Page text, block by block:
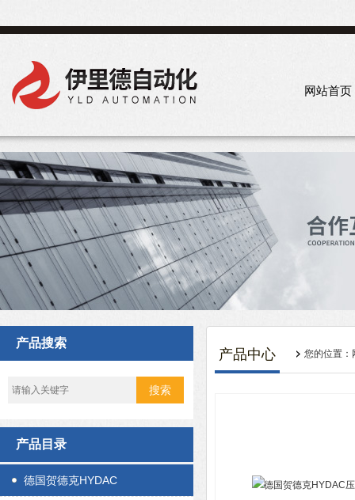
网站首页
产品搜索
产品目录
德国贺德克HYDAC
产品中心 您的位置：